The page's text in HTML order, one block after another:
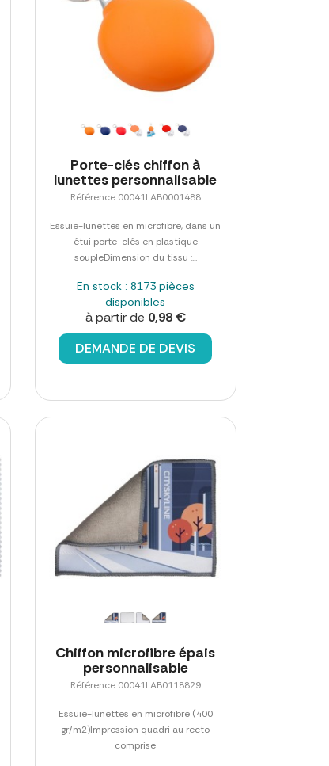
Porte-clés chiffon à
lunettes personnalisable
Référence 00041LAB0001488
Essuie-lunettes en microfibre, dans un
étui porte-clés en plastique
soupleDimension du tissu :...
En stock : 8173 pièces
disponibles
à partir de 0,98 €
DEMANDE DE DEVIS
Chiffon microfibre épais
personnalisable
Référence 00041LAB0118829
Essuie-lunettes en microfibre (400
gr/m2)Impression quadri au recto
comprise